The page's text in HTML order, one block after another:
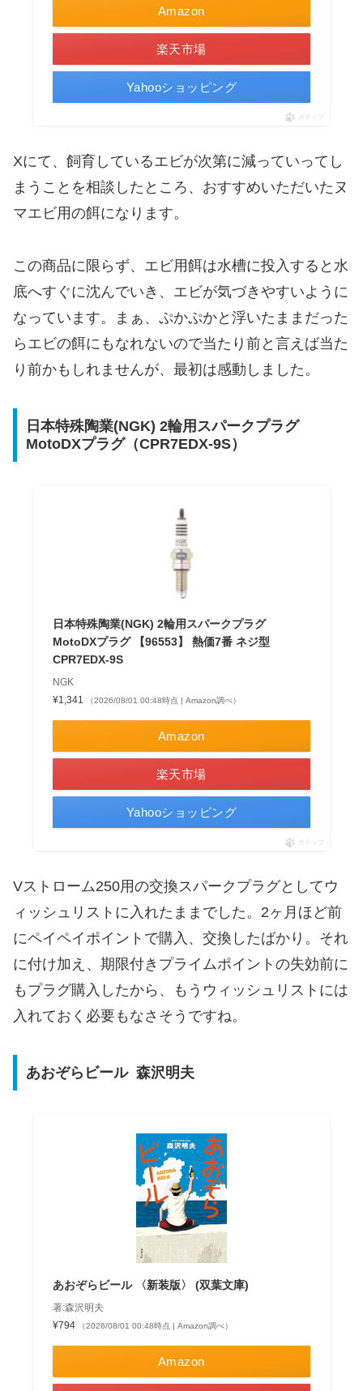
Amazon
楽天市場
Yahooショッピング
ポチップ
Xにて、飼育しているエビが次第に減っていってし
まうことを相談したところ、おすすめいただいたヌ
マエビ用の餌になります。
この商品に限らず、エビ用餌は水槽に投入すると水
底へすぐに沈んでいき、エビが気づきやすいように
なっています。まぁ、ぷかぷかと浮いたままだった
らエビの餌にもなれないので当たり前と言えば当た
り前かもしれませんが、最初は感動しました。
日本特殊陶業(NGK) 2輪用スパークプラグ
MotoDXプラグ（CPR7EDX-9S）
日本特殊陶業(NGK) 2輪用スパークプラグ
MotoDXプラグ 【96553】 熱価7番 ネジ型
CPR7EDX-9S
NGK
¥1,341
（2026/08/01 00:48時点 | Amazon調べ）
Amazon
楽天市場
Yahooショッピング
ポチップ
Vストローム250用の交換スパークプラグとしてウ
ィッシュリストに入れたままでした。2ヶ月ほど前
にペイペイポイントで購入、交換したばかり。それ
に付け加え、期限付きプライムポイントの失効前に
もプラグ購入したから、もうウィッシュリストには
入れておく必要もなさそうですね。
あおぞらビール 森沢明夫
あおぞらビール 〈新装版〉 (双葉文庫)
著:森沢明夫
¥794
（2026/08/01 00:48時点 | Amazon調べ）
Amazon